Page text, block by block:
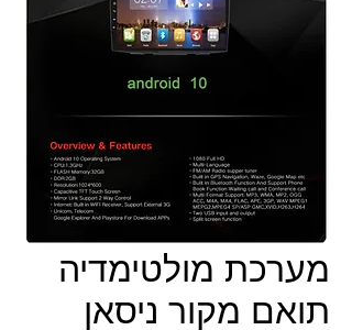
מערכת מולטימדיה
תואם מקור ניסאן